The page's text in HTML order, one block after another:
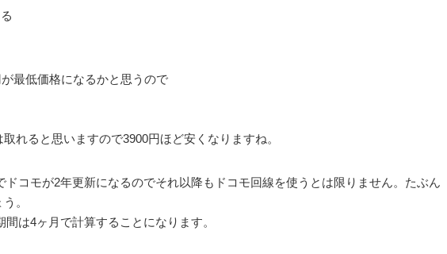
最低価格になるかと思うので
れると思いますので3900円ほど安くなりますね。
ドコモが2年更新になるのでそれ以降もドコモ回線を使うとは限りません。たぶん
。
は4ヶ月で計算することになります。